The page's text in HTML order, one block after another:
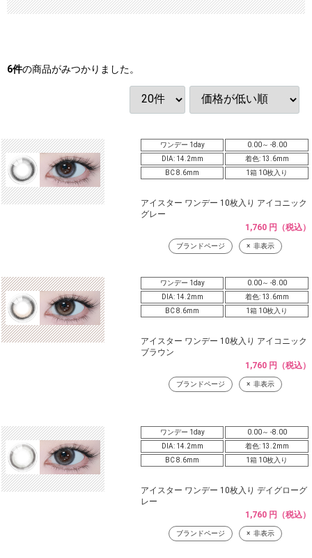
6件の商品がみつかりました。
ワンデー 1day
0.00～ -8.00
DIA: 14.2mm
着色: 13.6mm
BC 8.6mm
1箱 10枚入り
アイスター ワンデー 10枚入り アイコニック
グレー
1,760 円（税込）
ブランドページ 非表示
ワンデー 1day
0.00～ -8.00
DIA: 14.2mm
着色: 13.6mm
BC 8.6mm
1箱 10枚入り
アイスター ワンデー 10枚入り アイコニック
ブラウン
1,760 円（税込）
ブランドページ 非表示
ワンデー 1day
0.00～ -8.00
DIA: 14.2mm
着色: 13.2mm
BC 8.6mm
1箱 10枚入り
アイスター ワンデー 10枚入り デイグローグ
レー
1,760 円（税込）
ブランドページ 非表示